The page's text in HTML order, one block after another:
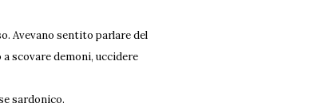
Avevano sentito parlare del
scovare demoni, uccidere
sardonico.